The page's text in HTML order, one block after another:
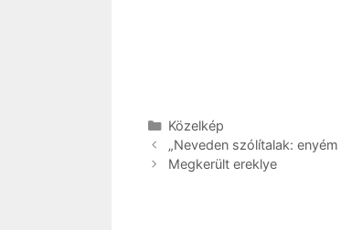
Kategória
Közelkép
„Neveden szólítalak:
Megkerült ereklye